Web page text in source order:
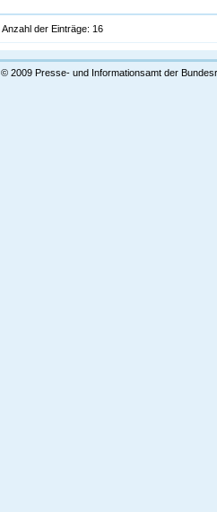
Anzahl der Einträge: 16
© 2009 Presse- und Informationsamt der